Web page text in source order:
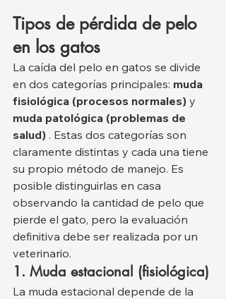
Tipos de pérdida de pelo
en los gatos
La caída del pelo en gatos se divide
en dos categorías principales: muda
fisiológica (procesos normales) y
muda patológica (problemas de
salud) . Estas dos categorías son
claramente distintas y cada una tiene
su propio método de manejo. Es
posible distinguirlas en casa
observando la cantidad de pelo que
pierde el gato, pero la evaluación
definitiva debe ser realizada por un
veterinario.
1. Muda estacional (fisiológica)
La muda estacional depende de la